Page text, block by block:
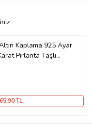
Kaplama 925 Ayar
Pırlanta Taşlı
Kolye (Beyaz)
,90 TL